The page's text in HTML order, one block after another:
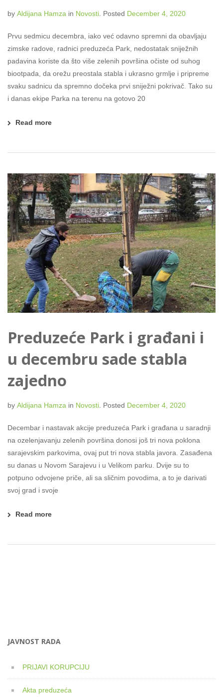
by Aldijana Hamza in Novosti. Posted December 4, 2020
Prvu sedmicu decembra, iako već odavno spremni da obavljaju
zimske radove, radnici preduzeća Park, nedostatak sniježnih
padavina koriste da što više zelenih površina očiste od suhog
biootpada, da orežu preostala stabla i ukrasno grmlje i pripreme
svaku sadnicu da spremno dočeka prvi sniježni pokrivač. Tako su
i danas ekipe Parka na terenu na gotovo 20
Read more
Preduzeće Park i građani i
u decembru sade stabla
zajedno
by Aldijana Hamza in Novosti Posted December 4, 2020
Decembar i nastavak akcije preduzeća Park i građana u saradnji
na ozelenjavanju zelenih površina donosi još tri nova poklona
sarajevskim parkovima, ovaj put tri nova stabla javora. Zasađena
su danas u Novom Sarajevu i u Velikom parku. Dvije su to
potpuno odvojene priče, ali sa sličnim povodima, a to je darivati
svoj grad i svoje
Read more
JAVNOST RADA
PRIJAVI KORUPCIJU
Akta preduzeća